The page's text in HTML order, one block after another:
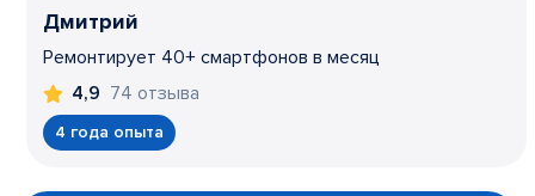
Дмитрий
Ремонтирует 40+ смартфонов в месяц
4,9 74 отзыва
4 года опыта